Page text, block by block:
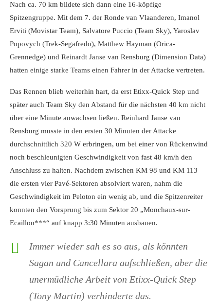
Nach ca. 70 km bildete sich dann eine 16-köpfige
Spitzengruppe. Mit dem 7. der Ronde van Vlaanderen, Imanol
Erviti (Movistar Team), Salvatore Puccio (Team Sky), Yaroslav
Popovych (Trek-Segafredo), Matthew Hayman (Orica-
Grennedge) und Reinardt Janse van Rensburg (Dimension Data)
hatten einige starke Teams einen Fahrer in der Attacke vertreten.
Das Rennen blieb weiterhin hart, da erst Etixx-Quick Step und
später auch Team Sky den Abstand für die nächsten 40 km nicht
über eine Minute anwachsen ließen. Reinhard Janse van
Rensburg musste in den ersten 30 Minuten der Attacke
durchschnittlich 320 W erbringen, um bei einer von Rückenwind
noch beschleunigten Geschwindigkeit von fast 48 km/h den
Anschluss zu halten. Nachdem zwischen KM 98 und KM 113
die ersten vier Pavé-Sektoren absolviert waren, nahm die
Geschwindigkeit im Peloton ein wenig ab, und die Spitzenreiter
konnten den Vorsprung bis zum Sektor 20 „Monchaux-sur-
Ecaillon***“ auf knapp 3:30 Minuten ausbauen.
Immer wieder sah es so aus, als könnten
Sagan und Cancellara aufschließen, aber die
unermüdliche Arbeit von Etixx-Quick Step
(Tony Martin) verhinderte das.